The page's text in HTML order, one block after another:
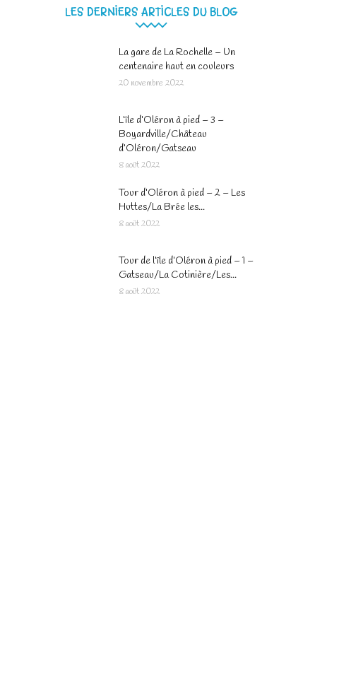
LES DERNIERS ARTICLES DU BLOG
La gare de La Rochelle – Un
centenaire haut en couleurs
20 novembre 2022
L’île d’Oléron à pied – 3 –
Boyardville/Château
d’Oléron/Gatseau
8 août 2022
Tour d’Oléron à pied – 2 – Les
Huttes/La Brée les...
8 août 2022
Tour de l’île d’Oléron à pied – 1 –
Gatseau/La Cotinière/Les...
8 août 2022